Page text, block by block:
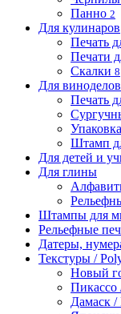
Панно 2
Для кулинаров
Печать
Печати
Скалки 8
Для виноделов
Печать
Штамп
Для детей и
Для глины
Штампы для
Рельефные
Датеры,
Текстуры /
Новый
Пикассо
Дамаск /